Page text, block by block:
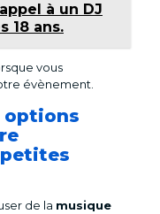
à un DJ
18 ans.
vous
évènement.
options
de la musique